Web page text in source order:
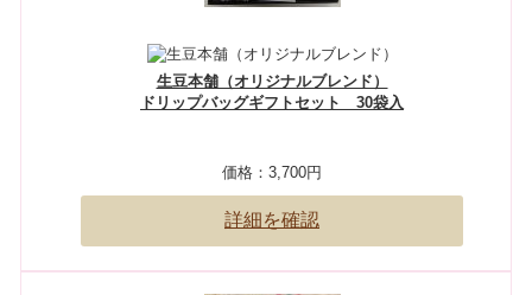
生豆本舗（オリジナルブレンド）
ドリップバッグギフトセット 30袋入
価格： 3,700円
詳細を確認